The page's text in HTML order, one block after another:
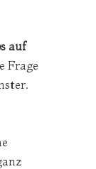
auf
Frage